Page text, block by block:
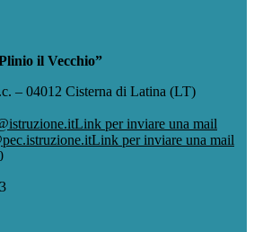
il Vecchio”
– 04012 Cisterna di Latina (LT)
Link per inviare una mail
Link per inviare una mail